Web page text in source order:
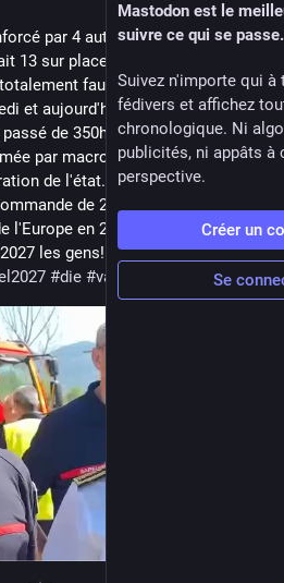
par 4 autres" ? Elle ose laisser
13 sur place??
faux. Il n'y a plus eu un
et aujourd'hui, et pendant ce laps
de 350ha à 3000ha.
par macron, il faut bien qu'elle
de l'état.
de 2 canadairs sur 4 en
l'Europe en 2032.Ils sont
les gens!
#die #valleedeladrome
Mastodon est le
suivre ce qui se passe.
Suivez n'importe qui à
fédivers et affichez
chronologique. Ni
publicités, ni appâts à
perspective.
Créer un
Se